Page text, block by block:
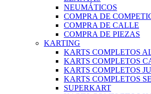
NEUMÁTICOS
COMPRA DE
COMPRA DE CALLE
COMPRA DE PIEZAS
KARTING
KARTS COMPLETOS
KARTS COMPLETOS
KARTS COMPLETOS
KARTS COMPLETOS
SUPERKART